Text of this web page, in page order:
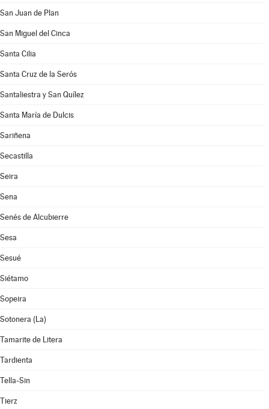
San Juan de Plan
San Miguel del Cinca
Santa Cilia
Santa Cruz de la Serós
Santaliestra y San Quílez
Santa María de Dulcis
Sariñena
Secastilla
Seira
Sena
Senés de Alcubierre
Sesa
Sesué
Siétamo
Sopeira
Sotonera (La)
Tamarite de Litera
Tardienta
Tella-Sin
Tierz